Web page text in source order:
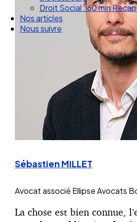
Droit Social : 60 min
Nos articles
Nous suivre
Sébastien MILLET
Avocat associé Ellipse Avocats
La chose est bien connue,